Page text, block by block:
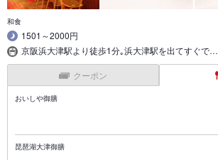
和食
1501～2000円
京阪浜大津駅より徒歩1分｡浜大津駅を出てすぐで…
クーポン
おいしや御膳
琵琶湖大津御膳